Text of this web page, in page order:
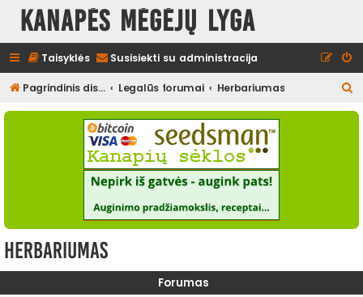
Kanapės mėgėjų lyga
Taisyklės Susisiekti su administracija
Pagrindinis diskusijų puslapis Legalūs forumai Herbariumas
e
Herbariumas
Forumas